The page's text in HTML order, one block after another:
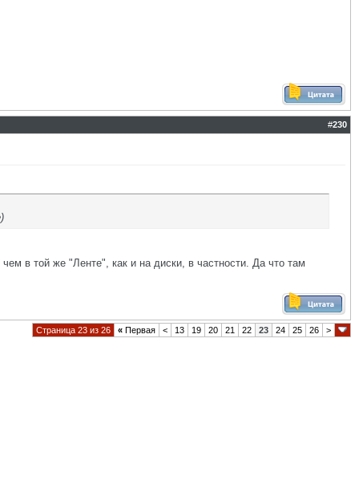
#230
в той же "Ленте", как и на диски, в частности. Да что там
Страница 23 из 26 « Первая < 13 19 20 21 22 23 24 25 26 >